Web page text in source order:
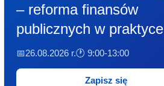
– reforma finansów
publicznych w praktyce
📅26.08.2026 r.🕐 9:00-13:00
Zapisz się